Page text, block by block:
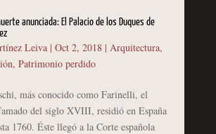
anunciada: El Palacio de los Duques de
Leiva| Oct 2, 2018| Arquitectura,
, Patrimonio perdido
más conocido como Farinelli, el
del siglo XVIII, residió en España
1760. Éste llegó a la Corte española